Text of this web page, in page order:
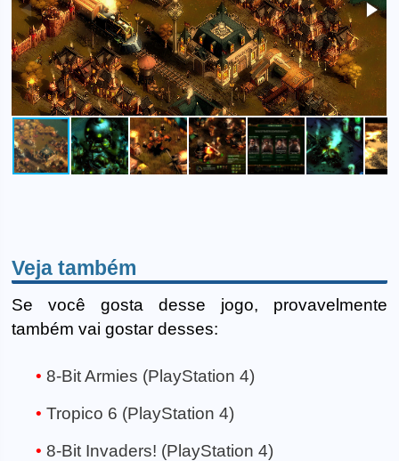
Veja também
Se você gosta desse jogo, provavelmente
também vai gostar desses:
8-Bit Armies (PlayStation 4)
Tropico 6 (PlayStation 4)
8-Bit Invaders! (PlayStation 4)